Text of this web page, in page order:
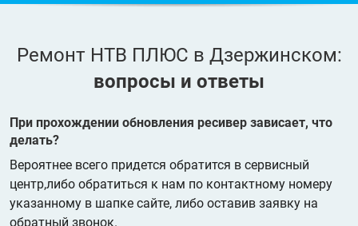
Ремонт НТВ ПЛЮС в Дзержинском:
вопросы и ответы
При прохождении обновления ресивер зависает, что
делать?
Вероятнее всего придется обратится в сервисный
центр,либо обратиться к нам по контактному номеру
указанному в шапке сайте, либо оставив заявку на
обратный звонок.